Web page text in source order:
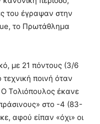
του έγραψαν στην
το Πρωτάθλημα
με 21 πόντους (3/6
ποινή όταν
Τολιόπουλος έκανε
στο -4 (83-
αφού είπαν «όχι» οι